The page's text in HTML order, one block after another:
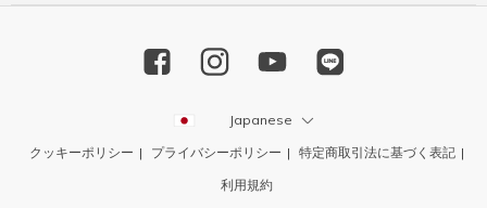
Japanese
クッキーポリシー プライバシーポリシー
特定商取引法に基づく表記
利用規約